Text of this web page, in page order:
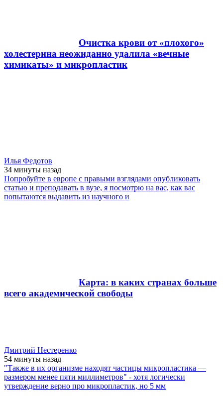
Очистка крови от «плохого»
холестерина неожиданно удалила «вечные
химикаты» и микропластик
Илья Федотов
34 минуты назад
Попробуйте в европе с правыми взглядами опубликовать
статью и преподавать в вузе, я посмотрю на вас, как вас
попытаются выдавить из научного и
Карта: в каких странах больше
всего академической свободы
Дмитрий Нестеренко
54 минуты назад
"Также в их организме находят частицы микропластика —
размером менее пяти миллиметров" - хотя логически
утверждение верно про микропластик, но 5 мм